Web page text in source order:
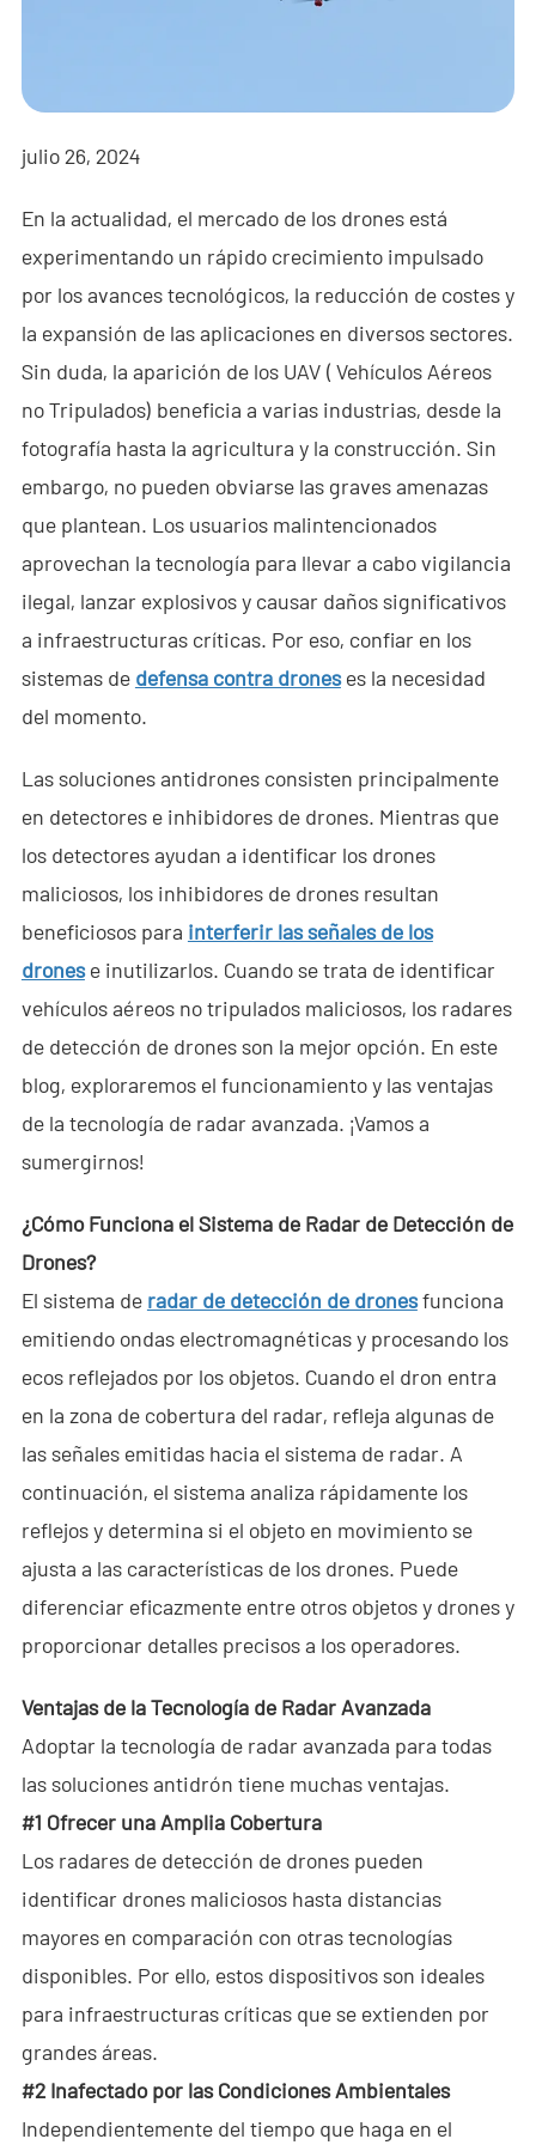
- - - ND-BR001 Radar de Detección de Drones
- - - ND-BD002 Jammer Direccional Anti-Dron
- - - ND-BD008 Jammer Direccional Anti-Dron de Banda
- - - ND-BD018 Jammer Direccional Anti-Dron de Banda
Completa
- - - ND-BO004 Jammer Omnidireccional Anti-Dron
- - - ND-BC011 Cámara de Rastreo Anti-Dron
- - Detector RF Anti-Dron
- - - ND-BR002 Detector RF Anti-Dron
- - - ND-BR016 Detector RF Anti-Dron de Banda Completa
- - - ND-BR019 Detector RF Portátil Anti-Dron
- - - ND-BG002 Jammer de Suplantación GPS
- Sistema de Radar a Través de Paredes
- - ND-SV003 Sistema de Radar a Través de Paredes
- - ND-SV004 Sistema Portátil de Radar a Través de Paredes
- - ND-SV007 Sistema Portátil 2D de Radar a Través de
Paredes
- - ND-IM005 Sistema Estándar de Intercepción Wi-Fi
- Robot de Seguridad Inteligente
- - ND-IR001 Perro Robótico Inteligente
- - ND-IR002 Robot Contra Incendios Portátil
- - ND-IR003 Robot Eliminador de Artefactos Explosivos
- - ND-UR002 Vehículo Operado Remotamente
- Solución Anti-Dron
- Solución Estacionaria Anti-Dron
- Solución Portátil Anti-Dron
- Solución de Detección Anti-Dron
- Solución de Jamming Anti-Dron
- Solución de Radar por Muro
- Solución Portátil de Radar por Muro
julio 26, 2024
En la actualidad, el mercado de los drones está
experimentando un rápido crecimiento impulsado
por los avances tecnológicos, la reducción de costes y
la expansión de las aplicaciones en diversos sectores.
Sin duda, la aparición de los UAV ( Vehículos Aéreos
no Tripulados) beneficia a varias industrias, desde la
fotografía hasta la agricultura y la construcción. Sin
embargo, no pueden obviarse las graves amenazas
que plantean. Los usuarios malintencionados
aprovechan la tecnología para llevar a cabo vigilancia
ilegal, lanzar explosivos y causar daños significativos
a infraestructuras críticas. Por eso, confiar en los
sistemas de defensa contra droneses la necesidad
del momento.
Las soluciones antidrones consisten principalmente
en detectores e inhibidores de drones. Mientras que
los detectores ayudan a identificar los drones
maliciosos, los inhibidores de drones resultan
beneficiosos para interferir las señales de los
dronese inutilizarlos. Cuando se trata de identificar
vehículos aéreos no tripulados maliciosos, los radares
de detección de drones son la mejor opción. En este
blog, exploraremos el funcionamiento y las ventajas
de la tecnología de radar avanzada. ¡Vamos a
sumergirnos!
¿Cómo Funciona el Sistema de Radar de Detección de
Drones?
El sistema de radar de detección de dronesfunciona
emitiendo ondas electromagnéticas y procesando los
ecos reflejados por los objetos. Cuando el dron entra
en la zona de cobertura del radar, refleja algunas de
las señales emitidas hacia el sistema de radar. A
continuación, el sistema analiza rápidamente los
reflejos y determina si el objeto en movimiento se
ajusta a las características de los drones. Puede
diferenciar eficazmente entre otros objetos y drones y
proporcionar detalles precisos a los operadores.
Ventajas de la Tecnología de Radar Avanzada
Adoptar la tecnología de radar avanzada para todas
las soluciones antidrón tiene muchas ventajas.
#1 Ofrecer una Amplia Cobertura
Los radares de detección de drones pueden
identificar drones maliciosos hasta distancias
mayores en comparación con otras tecnologías
disponibles. Por ello, estos dispositivos son ideales
para infraestructuras críticas que se extienden por
grandes áreas.
#2 Inafectado por las Condiciones Ambientales
Independientemente del tiempo que haga en el